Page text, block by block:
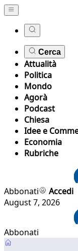
Cerca
Attualità
Politica
Mondo
Agorà
Podcast
Chiesa
Idee e
Economia
Rubriche
Abbonati
Accedi
August 7, 2026
Abbonati